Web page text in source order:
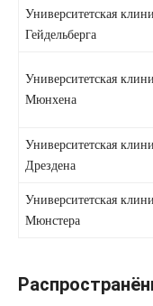
Университетская
Гейдельберга
Университетская
Мюнхена
Университетская
Дрездена
Университетская
Мюнстера